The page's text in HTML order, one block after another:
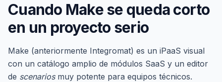
Cuando Make se queda corto
en un proyecto serio
Make (anteriormente Integromat) es un iPaaS visual
con un catálogo amplio de módulos SaaS y un editor
de scenariosmuy potente para equipos técnicos.